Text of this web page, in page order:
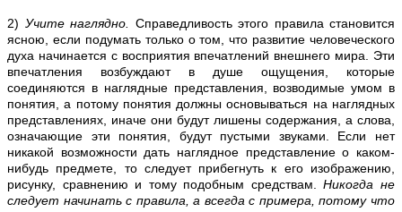
2) Учите наглядно. Справедливость этого правила становится
ясною, если подумать только о том, что развитие человеческого
духа начинается с восприятия впечатлений внешнего мира. Эти
впечатления возбуждают в душе ощущения, которые
соединяются в наглядные представления, возводимые умом в
понятия, а потому понятия должны основываться на наглядных
представлениях, иначе они будут лишены содержания, а слова,
означающие эти понятия, будут пустыми звуками. Если нет
никакой возможности дать наглядное представление о каком-
нибудь предмете, то следует прибегнуть к его изображению,
рисунку, сравнению и тому подобным средствам.Никогда нe
следует начинать с правила, а всегда с примера, потому что